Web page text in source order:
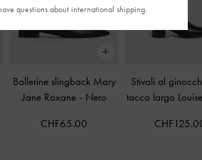
Ballerine slingback Mary
Jane Roxane - Nero
CHF65.00
Stivali al
tacco largo
questions about international shipping.